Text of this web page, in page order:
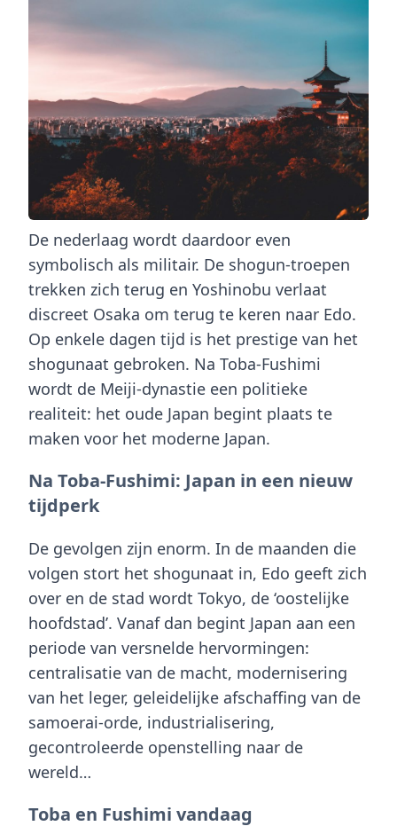
De nederlaag wordt daardoor even
symbolisch als militair. De shogun-troepen
trekken zich terug en Yoshinobu verlaat
discreet Osaka om terug te keren naar Edo.
Op enkele dagen tijd is het prestige van het
shogunaat gebroken. Na Toba-Fushimi
wordt de Meiji-dynastie een politieke
realiteit: het oude Japan begint plaats te
maken voor het moderne Japan.
Na Toba-Fushimi: Japan in een nieuw
tijdperk
De gevolgen zijn enorm. In de maanden die
volgen stort het shogunaat in, Edo geeft zich
over en de stad wordt Tokyo, de ‘oostelijke
hoofdstad’. Vanaf dan begint Japan aan een
periode van versnelde hervormingen:
centralisatie van de macht, modernisering
van het leger, geleidelijke afschaffing van de
samoerai-orde, industrialisering,
gecontroleerde openstelling naar de
wereld…
Toba en Fushimi vandaag